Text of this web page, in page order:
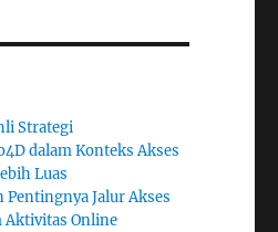
Strategi
dalam Konteks Akses
Luas
Jalur Akses
Aktivitas Online